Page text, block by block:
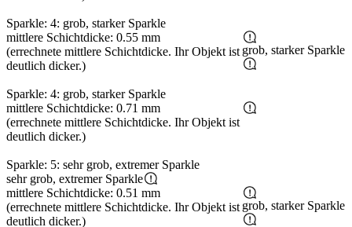
Sparkle: 4: grob, starker Sparkle
mittlere Schichtdicke: 0.55 mm
(errechnete mittlere Schichtdicke. Ihr Objekt ist
deutlich dicker.)
Sparkle: 4: grob, starker Sparkle
grob, starker Sparkle
mittlere Schichtdicke: 0.71 mm
(errechnete mittlere Schichtdicke. Ihr Objekt ist
deutlich dicker.)
Sparkle: 5: sehr grob, extremer Sparkle
sehr grob, extremer Sparkle
mittlere Schichtdicke: 0.51 mm
(errechnete mittlere Schichtdicke. Ihr Objekt ist
deutlich dicker.)
grob, starker Sparkle